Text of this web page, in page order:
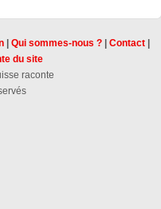
| Qui sommes-nous ?| Contact|
du site
raconte